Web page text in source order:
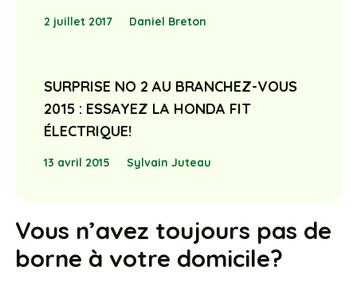
2 juillet 2017 Daniel Breton
SURPRISE NO 2 AU BRANCHEZ-VOUS
2015 : ESSAYEZ LA HONDA FIT
ÉLECTRIQUE!
13 avril 2015 Sylvain Juteau
Vous n’avez toujours pas de
borne à votre domicile?